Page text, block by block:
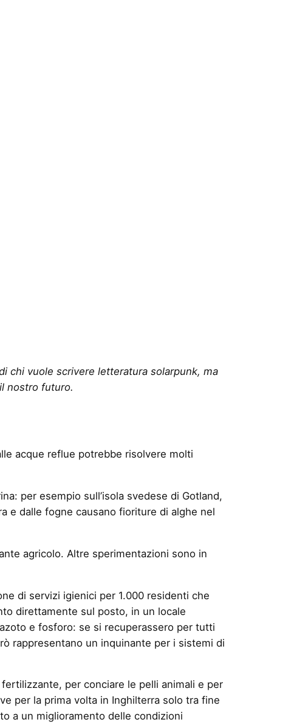
chi vuole scrivere letteratura solarpunk, ma
nostro futuro.
acque reflue potrebbe risolvere molti
per esempio sull’isola svedese di Gotland,
e dalle fogne causano fioriture di alghe nel
agricolo. Altre sperimentazioni sono in
di servizi igienici per 1.000 residenti che
direttamente sul posto, in un locale
e fosforo: se si recuperassero per tutti
rappresentano un inquinante per i sistemi di
per conciare le pelli animali e per
per la prima volta in Inghilterra solo tra fine
a un miglioramento delle condizioni